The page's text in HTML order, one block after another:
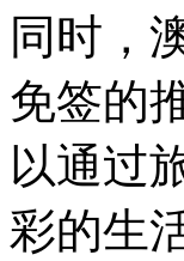
同时，
免签的
以通过
彩的生